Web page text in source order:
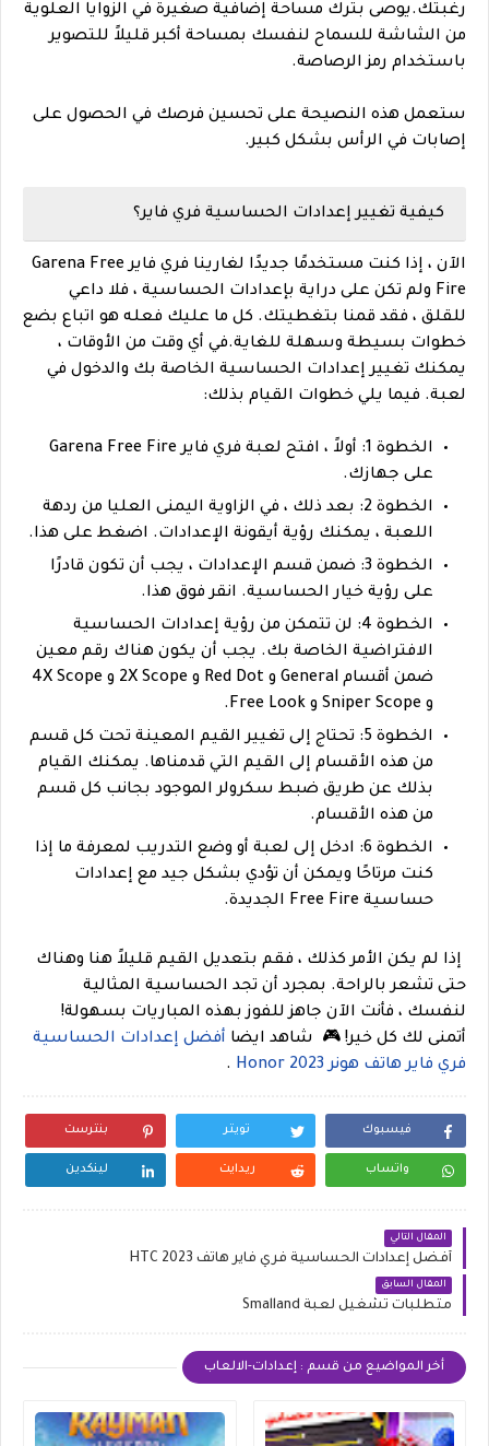
رغبتك.يوصى بترك مساحة إضافية صغيرة في الزوايا العلوية
من الشاشة للسماح لنفسك بمساحة أكبر قليلاً للتصوير
باستخدام رمز الرصاصة.
ستعمل هذه النصيحة على تحسين فرصك في الحصول على
إصابات في الرأس بشكل كبير.
كيفية تغيير إعدادات الحساسية فري فاير؟
الآن ، إذا كنت مستخدمًا جديدًا لغارينا فري فاير Garena Free
Fire ولم تكن على دراية بإعدادات الحساسية ، فلا داعي
للقلق ، فقد قمنا بتغطيتك. كل ما عليك فعله هو اتباع بضع
خطوات بسيطة وسهلة للغاية.في أي وقت من الأوقات ،
يمكنك تغيير إعدادات الحساسية الخاصة بك والدخول في
لعبة. فيما يلي خطوات القيام بذلك:
على جهازك.
الخطوة 2: بعد ذلك ، في الزاوية اليمنى العليا من ردهة
اللعبة ، يمكنك رؤية أيقونة الإعدادات. اضغط على هذا.
الخطوة 3: ضمن قسم الإعدادات ، يجب أن تكون قادرًا
على رؤية خيار الحساسية. انقر فوق هذا.
الخطوة 4: لن تتمكن من رؤية إعدادات الحساسية
الافتراضية الخاصة بك. يجب أن يكون هناك رقم معين
ضمن أقسام General و Red Dot و 2X Scope و 4X Scope
و Sniper Scope و Free Look.
الخطوة 5: تحتاج إلى تغيير القيم المعينة تحت كل قسم
من هذه الأقسام إلى القيم التي قدمناها. يمكنك القيام
بذلك عن طريق ضبط سكرولر الموجود بجانب كل قسم
من هذه الأقسام.
الخطوة 6: ادخل إلى لعبة أو وضع التدريب لمعرفة ما إذا
كنت مرتاحًا ويمكن أن تؤدي بشكل جيد مع إعدادات
حساسية Free Fire الجديدة.
إذا لم يكن الأمر كذلك ، فقم بتعديل القيم قليلاً هنا وهناك
حتى تشعر بالراحة. بمجرد أن تجد الحساسية المثالية
لنفسك ، فأنت الآن جاهز للفوز بهذه المباريات بسهولة!
أتمنى لك كل خير! 🎮 شاهد ايضا أفضل إعدادات الحساسية
فري فاير هاتف هونر Honor 2023
.
فيسبوك تويتر بنترست
واتساب ريدايت لينكدين
المقال التالي
أفضل إعدادات الحساسية فري فاير هاتف HTC 2023
المقال السابق
متطلبات تشغيل لعبة Smalland
أخر المواضيع من قسم : إعدادات-الالعاب